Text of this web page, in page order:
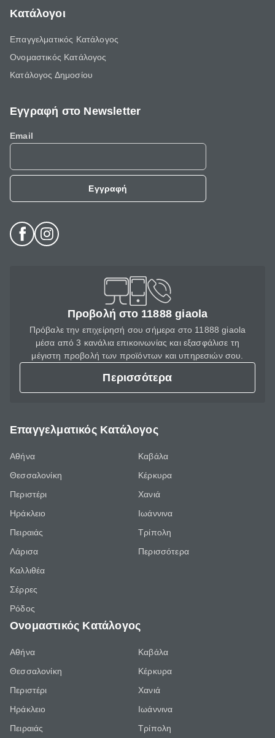
Κατάλογοι
Επαγγελματικός Κατάλογος
Ονομαστικός Κατάλογος
Κατάλογος Δημοσίου
Εγγραφή στο Newsletter
Email
Εγγραφή
Προβολή στο 11888 giaola
Πρόβαλε την επιχείρησή σου σήμερα στο 11888 giaola
μέσα από 3 κανάλια επικοινωνίας και εξασφάλισε τη
μέγιστη προβολή των προϊόντων και υπηρεσιών σου.
Περισσότερα
Επαγγελματικός Κατάλογος
Αθήνα
Θεσσαλονίκη
Περιστέρι
Ηράκλειο
Πειραιάς
Λάρισα
Καλλιθέα
Σέρρες
Ρόδος
Καβάλα
Κέρκυρα
Χανιά
Ιωάννινα
Τρίπολη
Περισσότερα
Ονομαστικός Κατάλογος
Αθήνα
Θεσσαλονίκη
Περιστέρι
Ηράκλειο
Πειραιάς
Καβάλα
Κέρκυρα
Χανιά
Ιωάννινα
Τρίπολη